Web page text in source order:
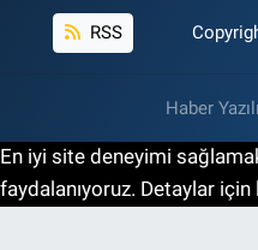
RSS
Haber
En iyi site deneyimi
faydalanıyoruz. Detaylar için